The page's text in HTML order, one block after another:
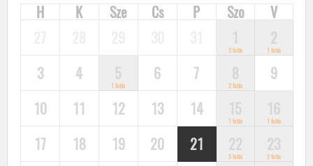
H K Sze Cs P Szo
V
3 futás 1 futás
3 4
1 futás
6 7
2 futás
9
10
11 12 13 14
1 futás 1 futás
17 18 19 20 21
3 futás 2 futás